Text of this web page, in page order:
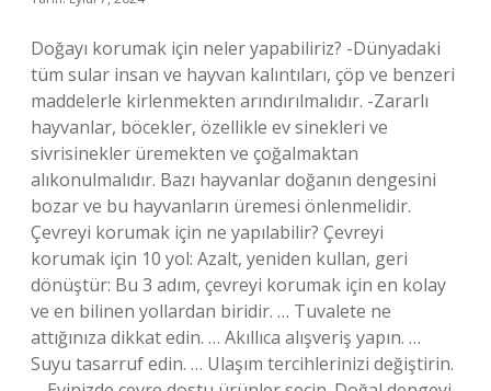
Doğayı korumak için neler yapabiliriz? -Dünyadaki
tüm sular insan ve hayvan kalıntıları, çöp ve benzeri
maddelerle kirlenmekten arındırılmalıdır. -Zararlı
hayvanlar, böcekler, özellikle ev sinekleri ve
sivrisinekler üremekten ve çoğalmaktan
alıkonulmalıdır. Bazı hayvanlar doğanın dengesini
bozar ve bu hayvanların üremesi önlenmelidir.
Çevreyi korumak için ne yapılabilir? Çevreyi
korumak için 10 yol: Azalt, yeniden kullan, geri
dönüştür: Bu 3 adım, çevreyi korumak için en kolay
ve en bilinen yollardan biridir. … Tuvalete ne
attığınıza dikkat edin. … Akıllıca alışveriş yapın. …
Suyu tasarruf edin. … Ulaşım tercihlerinizi değiştirin.